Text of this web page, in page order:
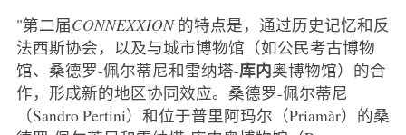
"第二届CONNEXXION的特点是，通过历史记忆和反
法西斯协会，以及与城市博物馆（如公民考古博物
馆、桑德罗-佩尔蒂尼和雷纳塔-库内奥博物馆）的合
作，形成新的地区协同效应。桑德罗-佩尔蒂尼
（Sandro Pertini）和位于普里阿玛尔（Priamàr）的桑